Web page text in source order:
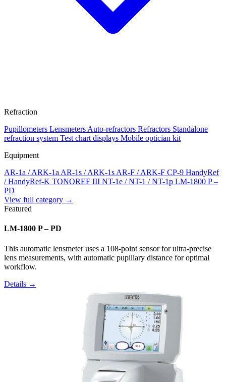
Refraction
Pupillometers Lensmeters Auto-refractors Refractors Standalone
refraction system Test chart displays Mobile optician kit
Equipment
AR-1a / ARK-1a AR-1s / ARK-1s AR-F / ARK-F CP-9 HandyRef
/ HandyRef-K TONOREF III NT-1e / NT-1 / NT-1p LM-1800 P –
PD
View full category →
Featured
LM-1800 P – PD
This automatic lensmeter uses a 108-point sensor for ultra-precise
lens measurements, with automatic pupillary distance for optimal
workflow.
Details →